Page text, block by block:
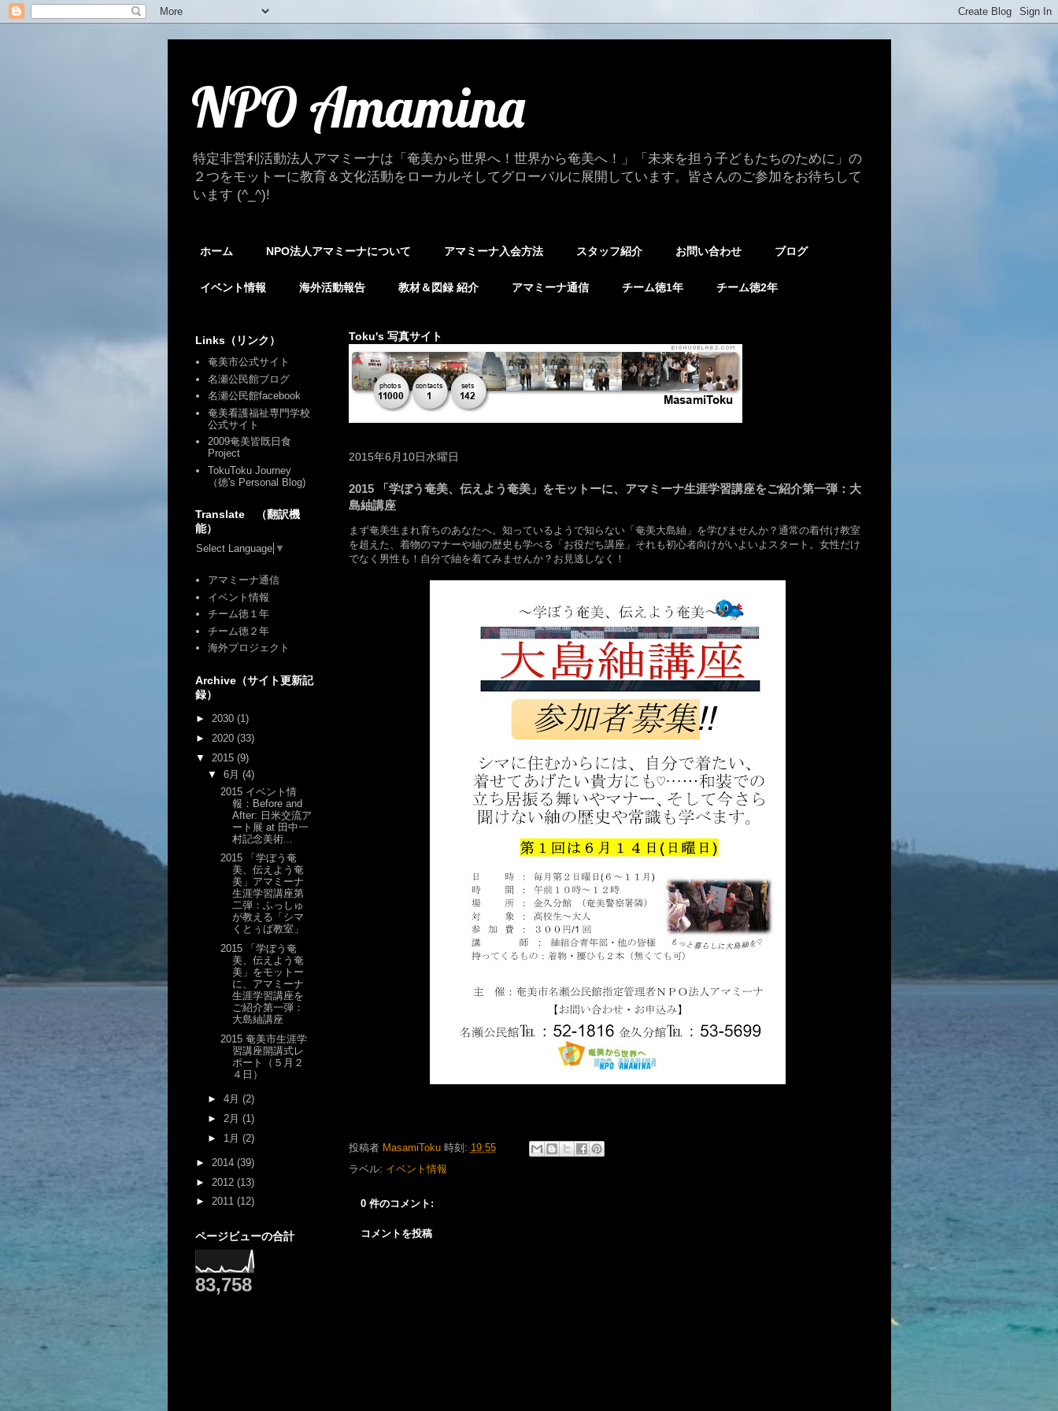
NPO Amamina
特定非営利活動法人アマミーナは「奄美から世界へ！世界から奄美へ！」「未来を担う子どもたちのために」の
２つをモットーに教育＆文化活動をローカルそしてグローバルに展開しています。皆さんのご参加をお待ちして
います (^_^)!
ホーム NPO法人アマミーナについて アマミーナ入会方法 スタッフ紹介 お問い合わせ ブログ
イベント情報 海外活動報告 教材＆図録 紹介 アマミーナ通信 チーム徳1年 チーム徳2年
Toku's 写真サイト
2015年6月10日水曜日
2015 「学ぼう奄美、伝えよう奄美」をモットーに、アマミーナ生涯学習講座をご紹介第一弾：大
島紬講座
まず奄美生まれ育ちのあなたへ。知っているようで知らない「奄美大島紬」を学びませんか？通常の着付け教室
を超えた、着物のマナーや紬の歴史も学べる「お役だち講座」それも初心者向けがいよいよスタート。女性だけ
でなく男性も！自分で紬を着てみませんか？お見逃しなく！
投稿者 MasamiToku 時刻: 19:55
ラベル: イベント情報
0 件のコメント:
コメントを投稿
Links（リンク）
奄美市公式サイト
名瀬公民館ブログ
名瀬公民館facebook
奄美看護福祉専門学校
公式サイト
2009奄美皆既日食
Project
TokuToku Journey
（徳's Personal Blog)
Translate （翻訳機
能）
Select Language ▼
アマミーナ通信
イベント情報
チーム徳１年
チーム徳２年
海外プロジェクト
Archive（サイト更新記
録）
► 2030 (1)
► 2020 (33)
▼ 2015 (9)
▼6月(4)
2015 イベント情
報：Before and
After: 日米交流ア
ート展 at 田中一
村記念美術...
2015 「学ぼう奄
美、伝えよう奄
美」アマミーナ
生涯学習講座第
二弾：ふっしゅ
が教える「シマ
くとぅば教室」
2015 「学ぼう奄
美、伝えよう奄
美」をモットー
に、アマミーナ
生涯学習講座を
ご紹介第一弾：
大島紬講座
2015 奄美市生涯学
習講座開講式レ
ポート（５月２
４日）
►4月(2)
► 2月(1)
► 1月(2)
► 2014 (39)
► 2012 (13)
► 2011 (12)
ページビューの合計
83,758